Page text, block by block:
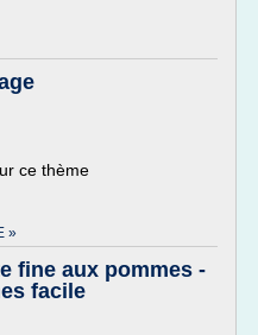
ce thème
»
fine aux pommes -
facile